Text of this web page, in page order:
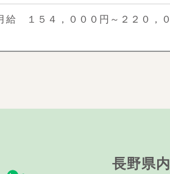
給 １５４，０００円～２２０
長野県